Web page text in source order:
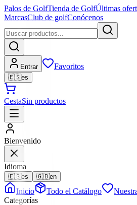
Palos de GolfTienda de GolfÚltimas
MarcasClub de golfConócenos
Entrar Favoritos
🇪🇸es
CestaSin productos
Bienvenido
Idioma
🇪🇸es 🇬🇧en
Inicio Todo el Catálogo
Categorías